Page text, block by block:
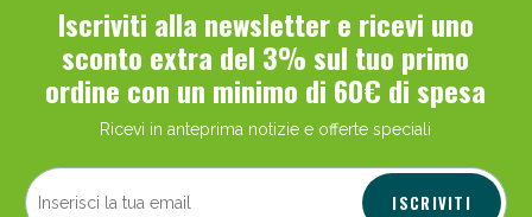
Iscriviti alla newsletter e ricevi uno
sconto extra del 3% sul tuo primo
ordine con un minimo di 60€ di spesa
Ricevi in anteprima notizie e offerte speciali
ISCRIVITI